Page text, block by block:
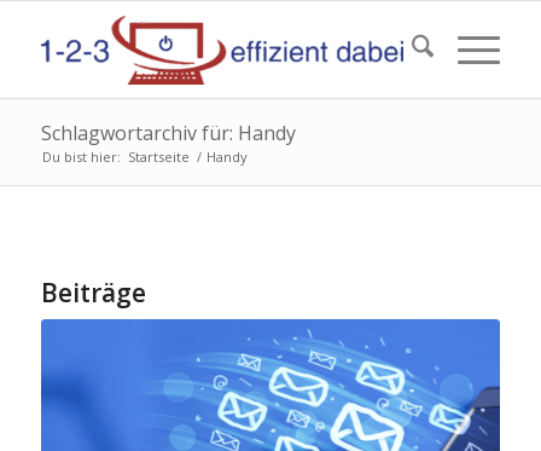
Schlagwortarchiv für: Handy
Du bist hier: Startseite / Handy
Beiträge